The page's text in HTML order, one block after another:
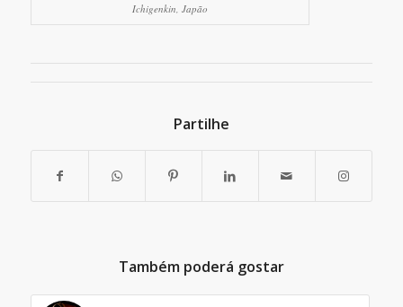
Ichigenkin, Japão
Partilhe
Também poderá gostar